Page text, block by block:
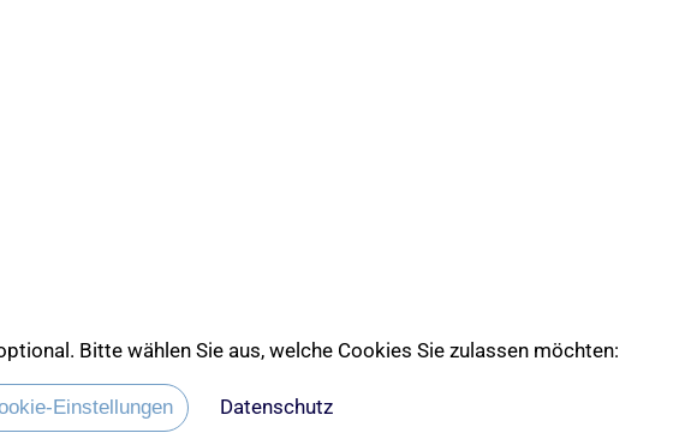
über die Ev. Kirche Lübeck-Lauenburg
Bitte wählen Sie aus, welche Cookies Sie zulassen möchten:
Einstellungen Datenschutz